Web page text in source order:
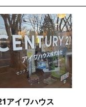
アイワハウス